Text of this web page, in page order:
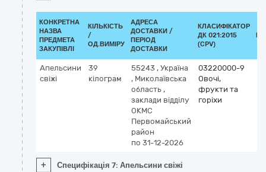
КОНКРЕТНА
НАЗВА
ПРЕДМЕТА
ЗАКУПІВЛІ
КІЛЬКІСТЬ
/
ОД.ВИМІРУ
АДРЕСА
ДОСТАВКИ /
ПЕРІОД
ДОСТАВКИ
КЛАСИФІКАТОР
ДК 021:2015
(CPV)
Апельсини
свіжі
39
кілограм
55243 , Україна
, Миколаївська
область ,
заклади відділу
ОКМС
Первомайський
район
по 31-12-2026
03220000-9
Овочі,
фрукти та
горіхи
+ Специфікація 7: Апельсини свіжі